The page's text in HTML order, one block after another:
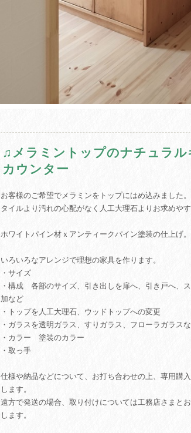
♫メラミントップのナチュラ
カウンター
お客様のご希望でメラミンをトップにはめ込みました。
タイルより汚れの心配がなく人工大理石よりお求めやす
ホワイトパイン材ｘアンティークパイン塗装の仕上げ。
いろいろなアレンジで理想の家具を作ります。
・サイズ
・構成 各部のサイズ、引き出しを扉へ、引き戸へ、
加など
・トップを人工大理石、ウッドトップへの変更
・ガラスを透明ガラス、すりガラス、フローラガラス
・カラー 塗装のカラー
・取っ手
仕様や納品などについて、お打ち合わせの上、専用購
します。
遠方で発送の場合、取り付けについては工務店さまと
します。